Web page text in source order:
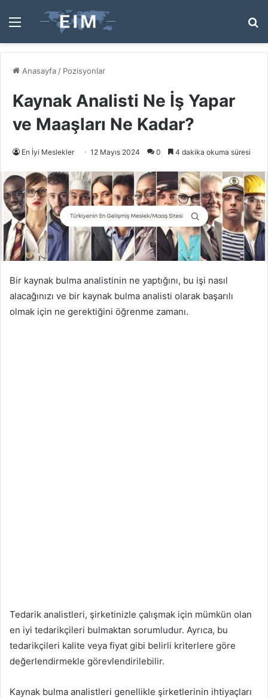
Menü
...
Anasayfa / Pozisyonlar
Kaynak Analisti Ne İş Yapar
ve Maaşları Ne Kadar?
En İyi Meslekler 12 Mayıs 2024 0 4 dakika okuma süresi
Bir kaynak bulma analistinin ne yaptığını, bu işi nasıl
alacağınızı ve bir kaynak bulma analisti olarak başarılı
olmak için ne gerektiğini öğrenme zamanı.
Tedarik analistleri, şirketinizle çalışmak için mümkün olan
en iyi tedarikçileri bulmaktan sorumludur. Ayrıca, bu
tedarikçileri kalite veya fiyat gibi belirli kriterlere göre
değerlendirmekle görevlendirilebilir.
Kaynak bulma analistleri genellikle şirketlerinin ihtiyaçları